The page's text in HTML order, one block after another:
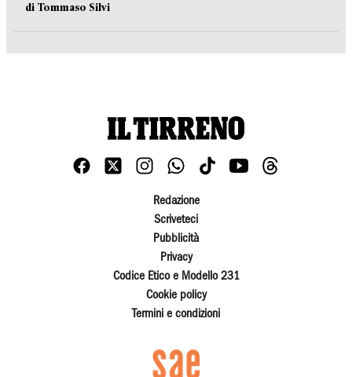
di Tommaso Silvi
Redazione
Scriveteci
Pubblicità
Privacy
Codice Etico e Modello 231
Cookie policy
Termini e condizioni